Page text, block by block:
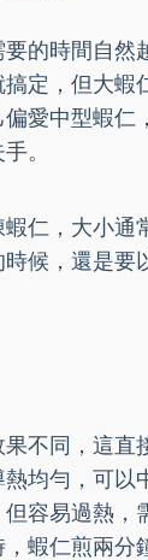
的時間自然
定，但大蝦
愛中型蝦仁
。
仁，大小通
候，還是要
不同，這直
均勻，可以
容易過熱，
蝦仁煎兩分